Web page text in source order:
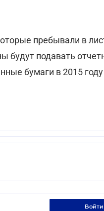
пребывали в
будут подавать
бумаги в 2015 году
войти